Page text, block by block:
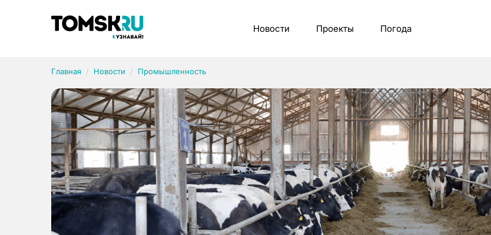
Новости Проекты Погода
Главная Новости Промышленность
Рубрики